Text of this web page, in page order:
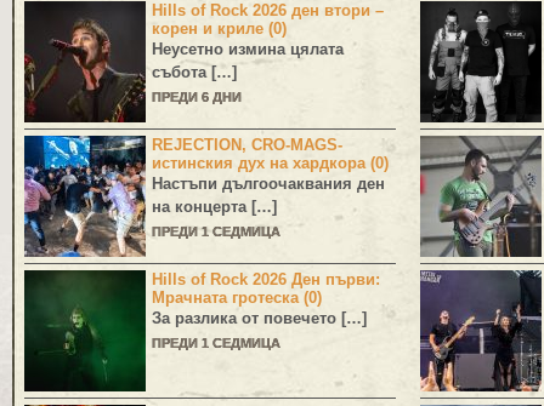
Hills of Rock 2026 ден втори –
корен и криле (0)
Неусетно измина цялата
събота […]
ПРЕДИ 6 ДНИ
REJECTION, CRO-MAGS-
истинския дух на хардкора (0)
Настъпи дългоочаквания ден
на концерта […]
ПРЕДИ 1 СЕДМИЦА
Hills of Rock 2026 Ден първи:
Мрачната гротеска (0)
За разлика от повечето […]
ПРЕДИ 1 СЕДМИЦА